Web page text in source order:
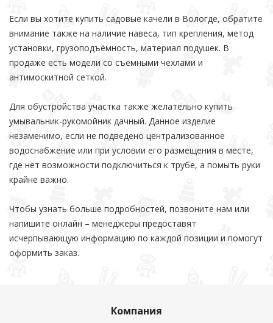
Если вы хотите купить садовые качели в Вологде, обратите
внимание также на наличие навеса, тип крепления, метод
установки, грузоподъёмность, материал подушек. В
продаже есть модели со съёмными чехлами и
антимоскитной сеткой.
Для обустройства участка также желательно купить
умывальник-рукомойник дачный. Данное изделие
незаменимо, если не подведено централизованное
водоснабжение или при условии его размещения в месте,
где нет возможности подключиться к трубе, а помыть руки
крайне важно.
Чтобы узнать больше подробностей, позвоните нам или
напишите онлайн – менеджеры предоставят
исчерпывающую информацию по каждой позиции и помогут
оформить заказ.
Компания